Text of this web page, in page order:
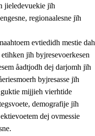
prinsihph
jieledevuekie jïh
regionaalesne jïh
evtiedidh mestie dah
jïh byjresevoerkesen
åadtjodh dej darjomh jïh
byjresasse jïh
mijjieh vierhtide
demografije jïh
dej ovmessie